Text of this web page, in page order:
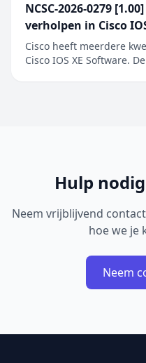
NCSC-2026-0279
verholpen in Cisco
Cisco heeft meerdere
Cisco IOS XE Software.
Hulp
Neem vrijblijvend
hoe we je
Neem